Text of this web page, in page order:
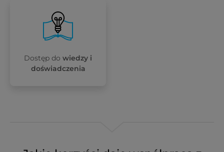
Dostęp do wiedzy i
doświadczenia